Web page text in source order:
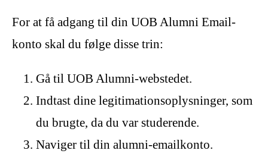
For at få adgang til din UOB Alumni Email-
konto skal du følge disse trin:
Gå til UOB Alumni-webstedet.
Indtast dine legitimationsoplysninger, som
du brugte, da du var studerende.
Naviger til din alumni-emailkonto.